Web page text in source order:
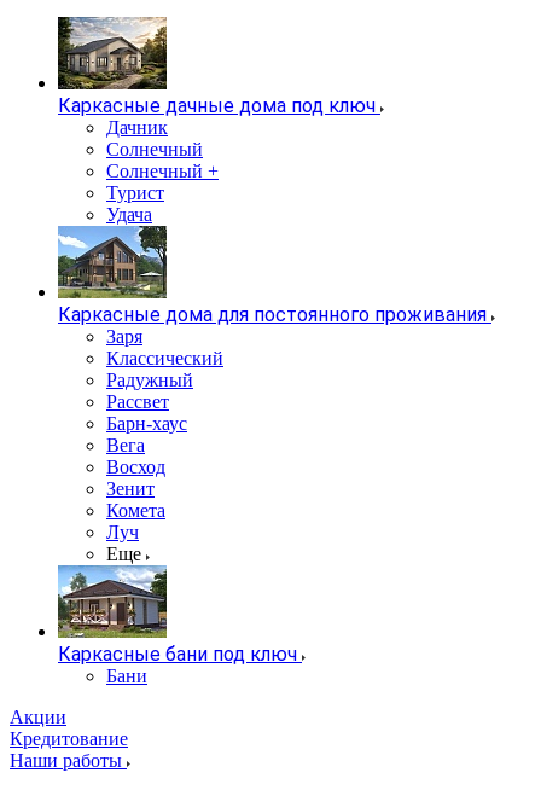
Каркасные дачные дома под ключ
Дачник
Солнечный
Солнечный +
Турист
Удача
Каркасные дома для постоянного проживания
Заря
Классический
Радужный
Рассвет
Барн-хаус
Вега
Восход
Зенит
Комета
Луч
Еще
Каркасные бани под ключ
Бани
Акции
Кредитование
Наши работы